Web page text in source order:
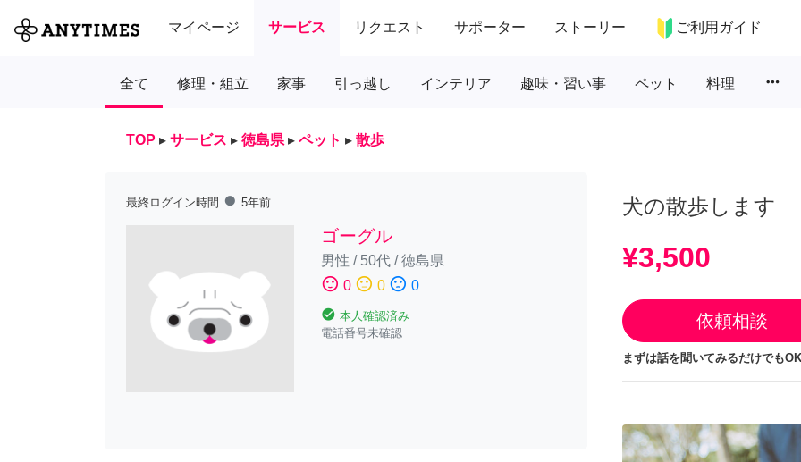
マイページ サービス リクエスト サポーター ストーリー ご利用ガイド
全て 修理・組立 家事 引っ越し インテリア 趣味・習い事 ペット 料理 more_horiz
TOP ▸ サービス ▸ 徳島県 ▸ ペット ▸ 散歩
最終ログイン時間 fiber_manual_record 5年前
ゴーグル
男性 / 50代/徳島県
sentiment_satisfied 0 sentiment_neutral 0 sentiment_dissatisfied 0
check_circle 本人確認済み
電話番号未確認
犬の散歩します
¥3,500
依頼相談
まずは話を聞いてみるだけでも